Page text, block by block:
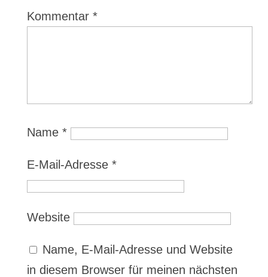
Kommentar *
Name *
E-Mail-Adresse *
Website
Name, E-Mail-Adresse und Website
in diesem Browser für meinen nächsten